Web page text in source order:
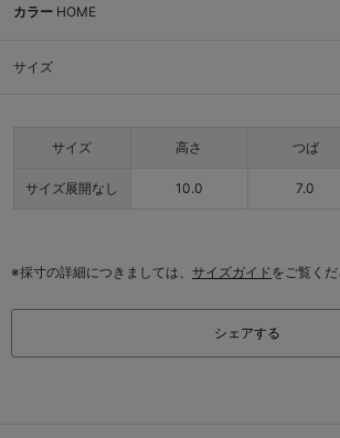
カラー HOME
サイズ
サイズ 高さ つば
サイズ展開なし 10.0 7.0
※採寸の詳細につきましては、 サイズガイドをご覧くだ
シェアする